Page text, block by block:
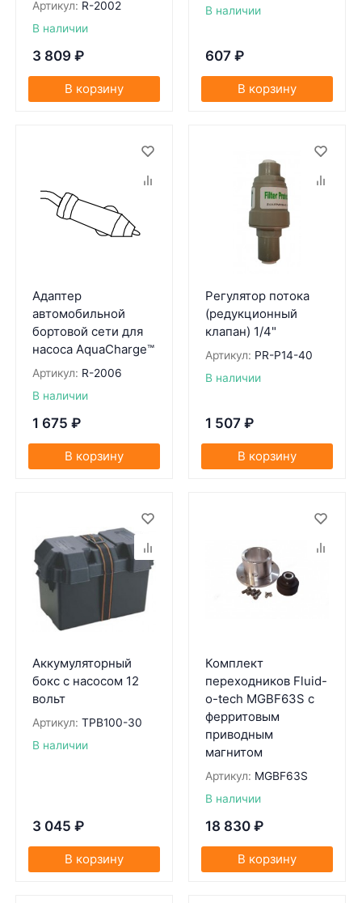
Артикул: R-2002
В наличии
3 809 ₽
В корзину
В наличии
607 ₽
В корзину
Адаптер
автомобильной
бортовой сети для
насоса AquaCharge™
Артикул: R-2006
В наличии
1 675 ₽
В корзину
Регулятор потока
(редукционный
клапан) 1/4"
Артикул: PR-P14-40
В наличии
1 507 ₽
В корзину
Аккумуляторный
бокс с насосом 12
вольт
Артикул: TPB100-30
В наличии
3 045 ₽
В корзину
Комплект
переходников Fluid-
o-tech MGBF63S с
ферритовым
приводным
магнитом
Артикул: MGBF63S
В наличии
18 830 ₽
В корзину